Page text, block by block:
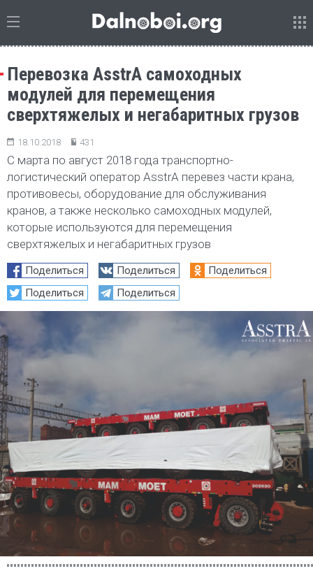
Перевозка AsstrA самоходных
модулей для перемещения
сверхтяжелых и негабаритных грузов
18.10.2018 431
С марта по август 2018 года транспортно-
логистический оператор AsstrA перевез части крана,
противовесы, оборудование для обслуживания
кранов, а также несколько самоходных модулей,
которые используются для перемещения
сверхтяжелых и негабаритных грузов
Поделиться Поделиться
Поделиться
Поделиться
Поделиться